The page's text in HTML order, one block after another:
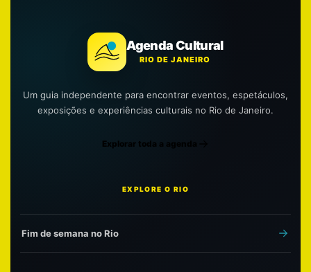
Agenda Cultural
RIO DE JANEIRO
Um guia independente para encontrar eventos, espetáculos,
exposições e experiências culturais no Rio de Janeiro.
Explorar toda a agenda
EXPLORE O RIO
Fim de semana no Rio